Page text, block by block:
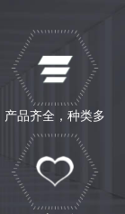
产品齐全，种类多